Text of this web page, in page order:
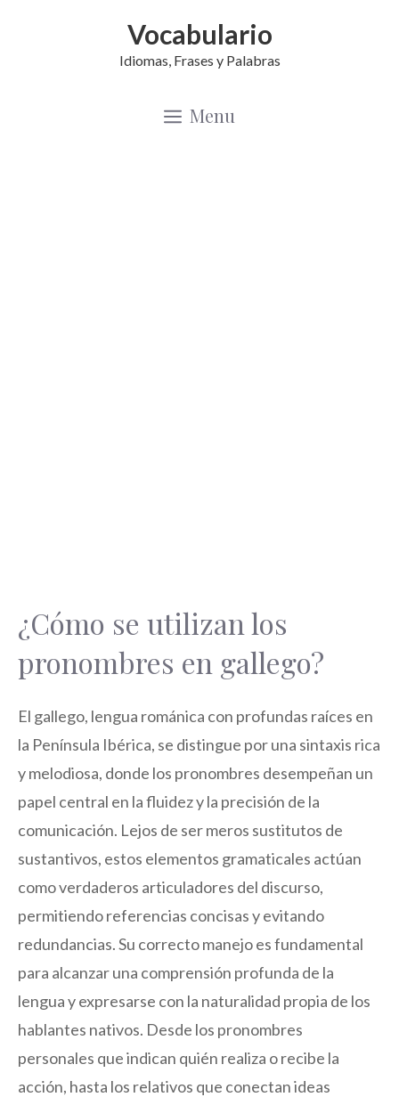
Vocabulario
Idiomas, Frases y Palabras
Menu
¿Cómo se utilizan los
pronombres en gallego?
El gallego, lengua románica con profundas raíces en
la Península Ibérica, se distingue por una sintaxis rica
y melodiosa, donde los pronombres desempeñan un
papel central en la fluidez y la precisión de la
comunicación. Lejos de ser meros sustitutos de
sustantivos, estos elementos gramaticales actúan
como verdaderos articuladores del discurso,
permitiendo referencias concisas y evitando
redundancias. Su correcto manejo es fundamental
para alcanzar una comprensión profunda de la
lengua y expresarse con la naturalidad propia de los
hablantes nativos. Desde los pronombres
personales que indican quién realiza o recibe la
acción, hasta los relativos que conectan ideas